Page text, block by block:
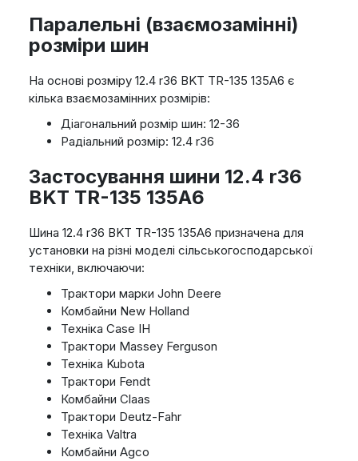
Паралельні (взаємозамінні)
розміри шин
На основі розміру 12.4 r36 BKT TR-135 135A6 є
кілька взаємозамінних розмірів:
Діагональний розмір шин: 12-36
Радіальний розмір: 12.4 r36
Застосування шини 12.4 r36
BKT TR-135 135A6
Шина 12.4 r36 BKT TR-135 135A6 призначена для
установки на різні моделі сільськогосподарської
техніки, включаючи:
Трактори марки John Deere
Комбайни New Holland
Техніка Case IH
Трактори Massey Ferguson
Техніка Kubota
Трактори Fendt
Комбайни Claas
Трактори Deutz-Fahr
Техніка Valtra
Комбайни Agco